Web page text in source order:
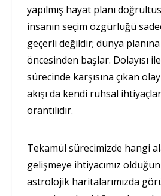
yapılmış hayat planı
insanın seçim özgürlüğü
geçerli değildir; dünya
öncesinden başlar. Dolayısı
sürecinde karşısına çıkan
akışı da kendi ruhsal
orantılıdır.
Tekamül sürecimizde hangi
gelişmeye ihtiyacımız
astrolojik haritalarımızda